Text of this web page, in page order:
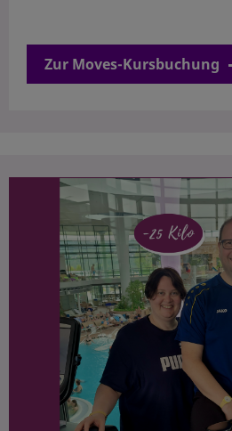
Zur Moves-Kursbuchung